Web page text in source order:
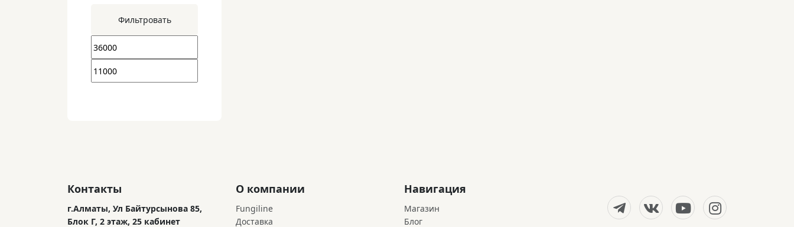
Фильтровать
Контакты
г.Алматы, Ул Байтурсынова 85,
Блок Г, 2 этаж, 25 кабинет
О компании
Fungiline
Доставка
Навигация
Магазин
Блог